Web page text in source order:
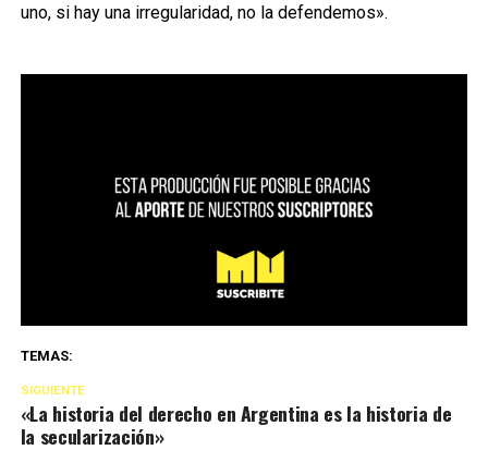
uno, si hay una irregularidad, no la defendemos».
TEMAS:
SIGUIENTE
«La historia del derecho en Argentina es la historia de
la secularización»